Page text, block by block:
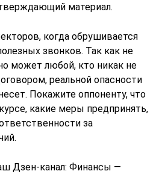
материал.
когда обрушивается
звонков. Так как не
может любой, кто никак не
реальной опасности
Покажите оппоненту, что
какие меры предпринять,
за
Дзен-канал: Финансы —